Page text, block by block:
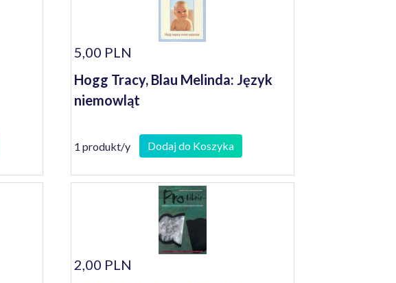
i
5,00 PLN
Hogg Tracy, Blau Melinda: Język
niemowląt
1 produkt/y Dodaj do Koszyka
2,00 PLN